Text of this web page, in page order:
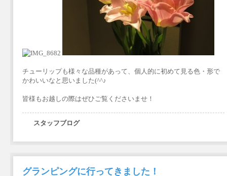
チューリップも様々な品種があって、個人的に初めて見る色・形で
かわいいなと思いました(^^♪
皆様もお越しの際はぜひご覧くださいませ！
スタッフブログ
グランピングに行ってきました！